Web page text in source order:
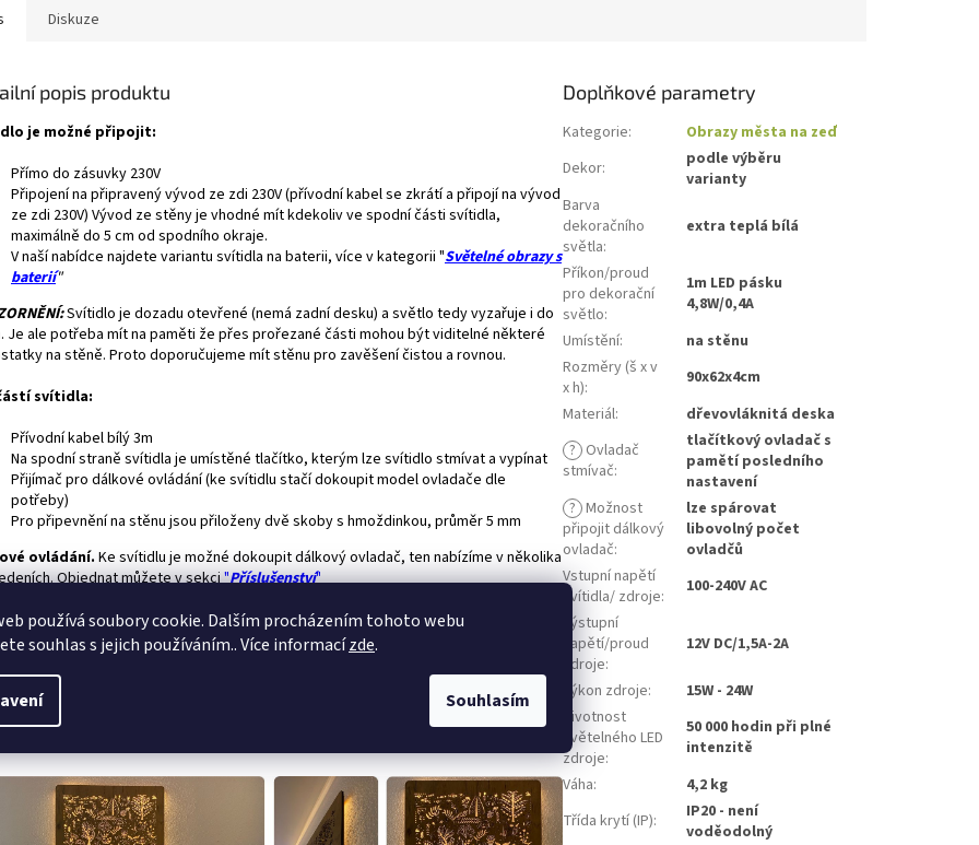
používá soubory cookie. Dalším procházením tohoto webu
souhlas s jejich používáním.. Více informacízde.
Souhlasím
Diskuze
popis produktu
je možné připojit:
Přímo do zásuvky 230V
Připojení na připravený vývod ze zdi 230V (přívodní kabel se zkrátí a připojí na vývod
ze zdi 230V) Vývod ze stěny je vhodné mít kdekoliv ve spodní části svítidla,
maximálně do 5 cm od spodního okraje.
V naší nabídce najdete variantu svítidla na baterii, více v kategorii "Světelné obrazy s
baterií"
Svítidlo je dozadu otevřené (nemá zadní desku) a světlo tedy vyzařuje i do
Je ale potřeba mít na paměti že přes prořezané části mohou být viditelné některé
na stěně. Proto doporučujeme mít stěnu pro zavěšení čistou a rovnou.
svítidla:
Přívodní kabel bílý 3m
Na spodní straně svítidla je umístěné tlačítko, kterým lze svítidlo stmívat a vypínat
Přijímač pro dálkové ovládání (ke svítidlu stačí dokoupit model ovladače dle
potřeby)
Pro připevnění na stěnu jsou přiloženy dvě skoby s hmoždinkou, průměr 5 mm
ovládání.Ke svítidlu je možné dokoupit dálkový ovladač, ten nabízíme v několika
Objednat můžete v sekci"Příslušenství"
pomocí tzv. chytré domácnosti či propojení se systémy ZIGBEE, Philips HUE
TRADFRI je možné, je ale nutné tuto úpravu doobjednat.
světlo:
LEDsvětlo, při kterém
si například číst. Součástí přídavného světla je dotykový ovladač. Ovládání
světla je nezávislé na LED obrazu a je samostatně stmívatelné.
Doplňkové parametry
Kategorie:
Obrazy města na zeď
Dekor:
podle výběru
varianty
Barva
dekoračního
světla:
extra teplá bílá
Příkon/proud
pro dekorační
světlo:
1m LED pásku
4,8W/0,4A
Umístění:
na stěnu
Rozměry (š x v
x h):
90x62x4cm
Materiál:
dřevovláknitá deska
? Ovladač
stmívač:
tlačítkový ovladač s
pamětí posledního
nastavení
? Možnost
připojit dálkový
ovladač:
lze spárovat
libovolný počet
ovladčů
Vstupní napětí
svítidla/ zdroje:
100-240V AC
Výstupní
napětí/proud
zdroje:
12V DC/1,5A-2A
Výkon zdroje:
15W - 24W
Životnost
světelného LED
zdroje:
50 000 hodin při plné
intenzitě
Váha:
4,2 kg
Třída krytí (IP):
IP20 - není
voděodolný